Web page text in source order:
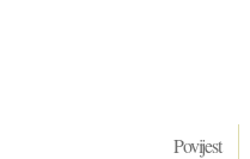
Povijest